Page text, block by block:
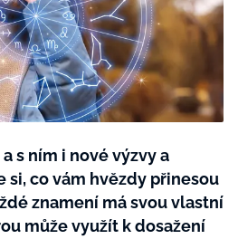
ŽENY - 599 KČ
PŘEDPLATNÉ SVĚT ŽENY +
s ním i nové výzvy a
co vám hvězdy přinesou
znamení má svou vlastní
může využít k dosažení